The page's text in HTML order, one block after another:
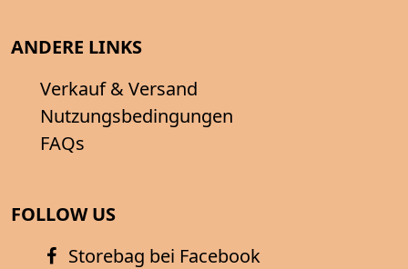
ANDERE LINKS
Verkauf & Versand
Nutzungsbedingungen
FAQs
FOLLOW US
Storebag bei Facebook